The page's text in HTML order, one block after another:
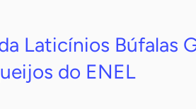
Laticínios Búfalas
do ENEL